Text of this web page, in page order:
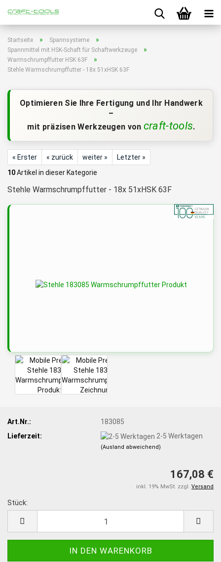
Startseite » Spannsysteme »
Spannmittel mit HSK-Schaft für Schaftwerkzeuge »
Warmschrumpffutter HSK 63F »
Stehle Warmschrumpffutter - 18x 51xHSK 63F
Optimieren Sie Ihre Fertigung und Ihr Handwerk
–
mit präzisen Werkzeugen von craft-tools.
« Erster « zurück weiter »
Letzter »
10Artikel in dieser Kategorie
Stehle Warmschrumpffutter - 18x 51xHSK 63F
Art.Nr.:
183085
Lieferzeit:
2-5 Werktagen
(Ausland abweichend)
167,08 €
inkl. 19% MwSt. zzgl. Versand
Stück: